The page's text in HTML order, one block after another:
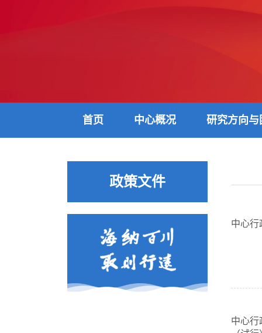
首页 中心概况 研究方向与
政策文件
中心行
中心行